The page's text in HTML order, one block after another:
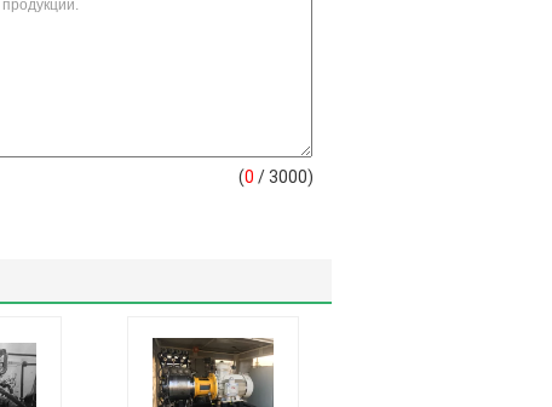
(0 / 3000)